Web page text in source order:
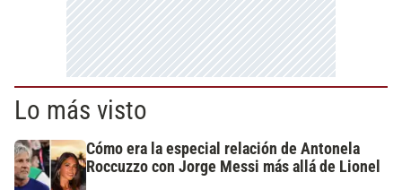
Lo más visto
Cómo era la especial relación de Antonela
Roccuzzo con Jorge Messi más allá de Lionel